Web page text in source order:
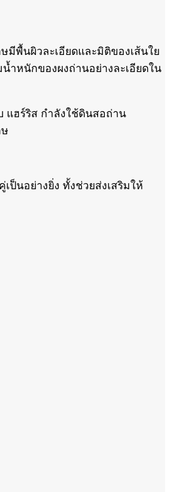
มีพื้นผิวละเอียดและมิติของเส้นใย
ำหนักของผงถ่านอย่างละเอียดใน
ป็นอย่างยิ่ง ทั้งช่วยส่งเสริมให้